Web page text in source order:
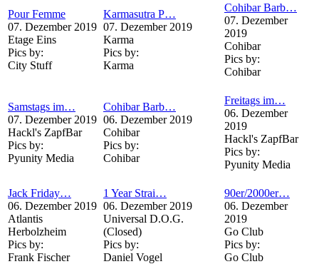
Pour Femme
07. Dezember 2019
Etage Eins
Pics by:
City Stuff
Karmasutra P…
07. Dezember 2019
Karma
Pics by:
Karma
Cohibar Barb…
07. Dezember
2019
Cohibar
Pics by:
Cohibar
Samstags im…
07. Dezember 2019
Hackl's ZapfBar
Pics by:
Pyunity Media
Cohibar Barb…
06. Dezember 2019
Cohibar
Pics by:
Cohibar
Freitags im…
06. Dezember
2019
Hackl's ZapfBar
Pics by:
Pyunity Media
Jack Friday…
06. Dezember 2019
Atlantis
Herbolzheim
Pics by:
Frank Fischer
1 Year Strai…
06. Dezember 2019
Universal D.O.G.
(Closed)
Pics by:
Daniel Vogel
90er/2000er…
06. Dezember
2019
Go Club
Pics by:
Go Club